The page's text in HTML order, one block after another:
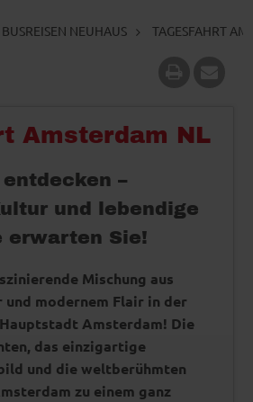
BUSREISEN NEUHAUS TAGESFAHRT
Amsterdam NL
–
und lebendige
erwarten Sie!
Mischung aus
und modernem Flair in der
Amsterdam! Die
das einzigartige
und die weltberühmten
zu einem ganz